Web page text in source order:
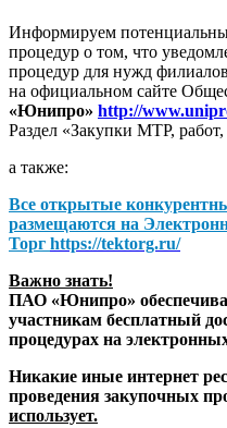
Информируем
процедур о том, что
процедур для нужд
на официальном сайте
«Юнипро» http://
Раздел «Закупки МТР, работ,
а также:
Все открытые
размещаются на
Торг https://tektorg.ru/
Важно знать!
ПАО «Юнипро»
участникам бесплатный
процедурах на
Никакие иные интернет
проведения закупочных
использует.